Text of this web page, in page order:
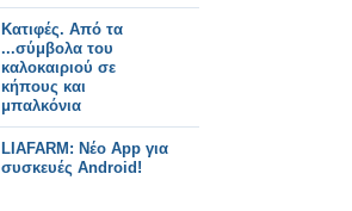
Κατιφές. Από τα
...σύμβολα του
καλοκαιριού σε
κήπους και
μπαλκόνια
LIAFARM: Νέο App για
συσκευές Android!